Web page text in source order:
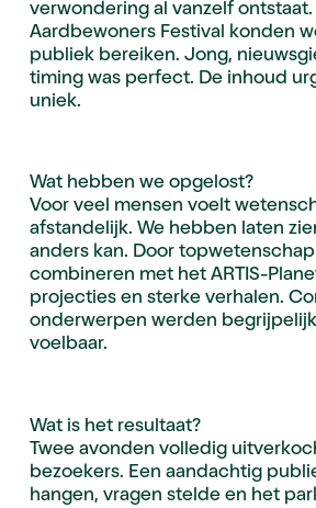
verwondering al vanzelf
Aardbewoners Festival konden
publiek bereiken. Jong,
timing was perfect. De inhoud
uniek.
Wat hebben we opgelost?
Voor veel mensen voelt
afstandelijk. We hebben laten
anders kan. Door
combineren met het ARTIS-
projecties en sterke verhalen.
onderwerpen werden
voelbaar.
Wat is het resultaat?
Twee avonden volledig
bezoekers. Een aandachtig
hangen, vragen stelde en het